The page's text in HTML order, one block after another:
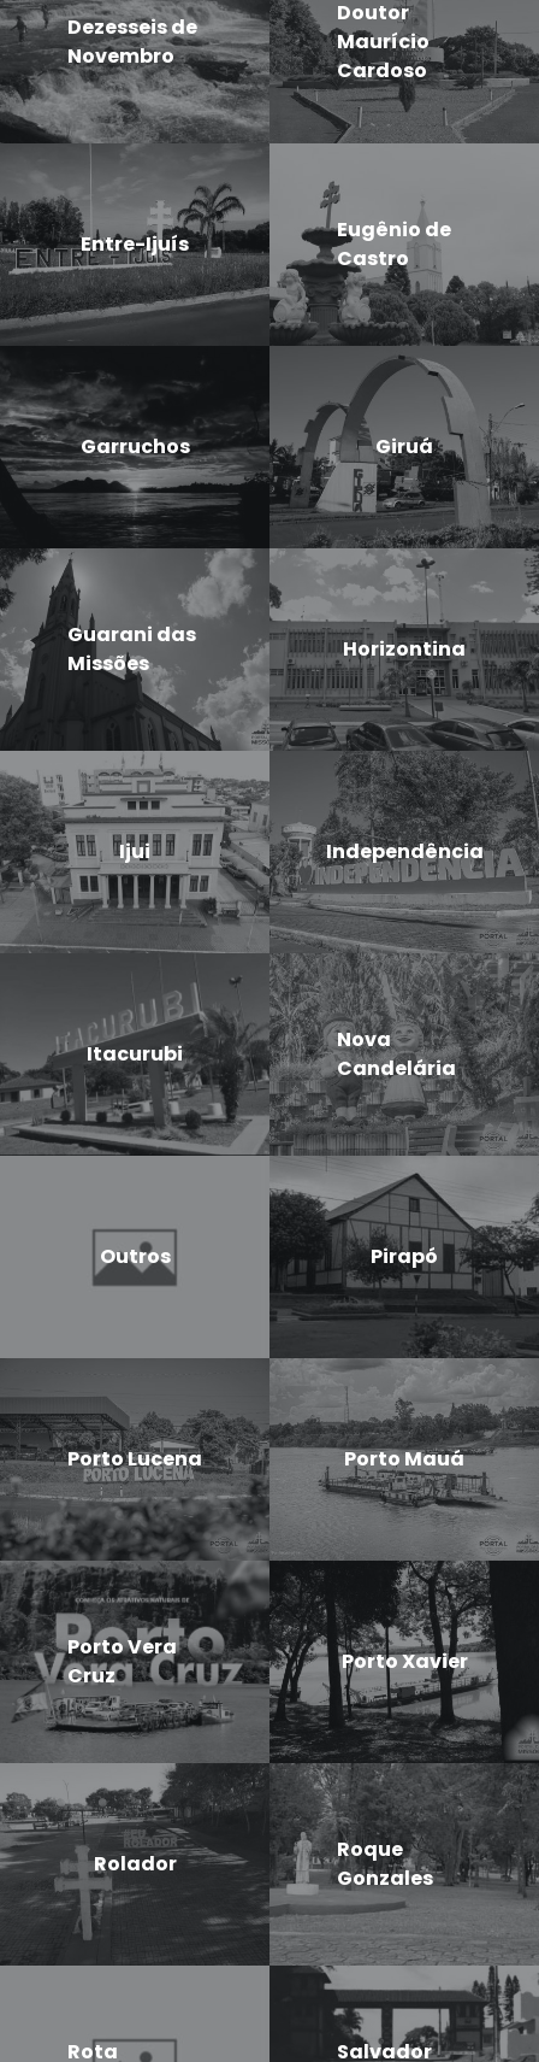
Dezesseis de
Novembro
Doutor
Maurício
Cardoso
Entre-Ijuís
Eugênio de
Castro
Garruchos Giruá
Guarani das
Missões
Horizontina
Ijui Independência
Itacurubi
Nova
Candelária
Outros Pirapó
Porto Lucena Porto Mauá
Porto Vera
Cruz
Porto Xavier
Rolador
Roque
Gonzales
Rota Salvador